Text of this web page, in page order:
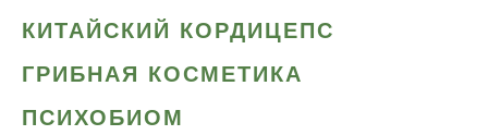
КИТАЙСКИЙ КОРДИЦЕПС
ГРИБНАЯ КОСМЕТИКА
ПСИХОБИОМ